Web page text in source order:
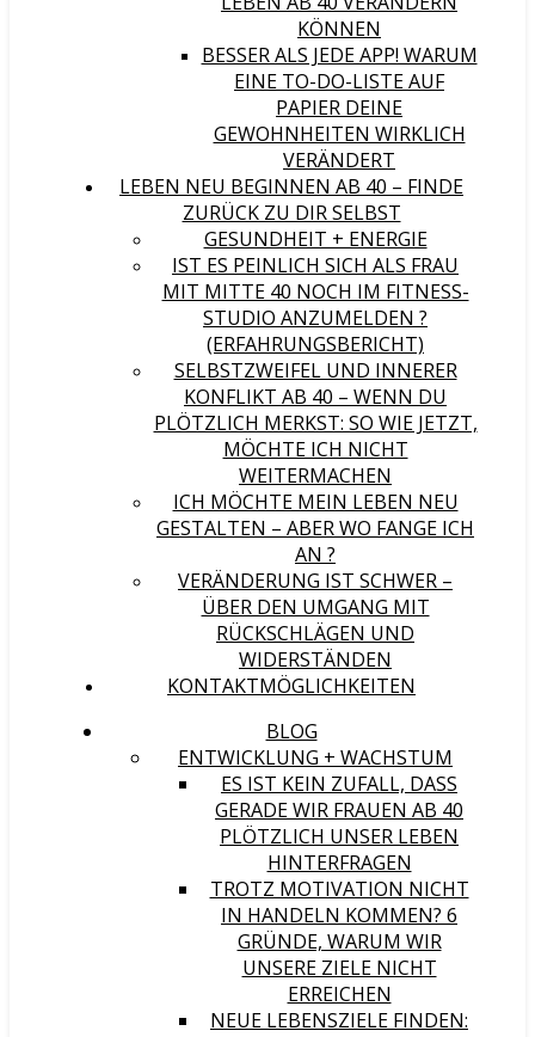
KÖNNEN
BESSER ALS JEDE APP! WARUM
EINE TO-DO-LISTE AUF
PAPIER DEINE
GEWOHNHEITEN WIRKLICH
VERÄNDERT
LEBEN NEU BEGINNEN AB 40 – FINDE
ZURÜCK ZU DIR SELBST
GESUNDHEIT + ENERGIE
IST ES PEINLICH SICH ALS FRAU
MIT MITTE 40 NOCH IM FITNESS-
STUDIO ANZUMELDEN ?
(ERFAHRUNGSBERICHT)
SELBSTZWEIFEL UND INNERER
KONFLIKT AB 40 – WENN DU
PLÖTZLICH MERKST: SO WIE JETZT,
MÖCHTE ICH NICHT
WEITERMACHEN
ICH MÖCHTE MEIN LEBEN NEU
GESTALTEN – ABER WO FANGE ICH
AN ?
VERÄNDERUNG IST SCHWER –
ÜBER DEN UMGANG MIT
RÜCKSCHLÄGEN UND
WIDERSTÄNDEN
KONTAKTMÖGLICHKEITEN
BLOG
ENTWICKLUNG + WACHSTUM
ES IST KEIN ZUFALL, DASS
GERADE WIR FRAUEN AB 40
PLÖTZLICH UNSER LEBEN
HINTERFRAGEN
TROTZ MOTIVATION NICHT
IN HANDELN KOMMEN? 6
GRÜNDE, WARUM WIR
UNSERE ZIELE NICHT
ERREICHEN
NEUE LEBENSZIELE FINDEN: